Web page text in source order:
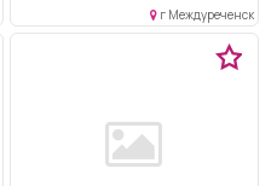
г Междуреченск